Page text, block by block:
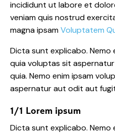
incididunt ut labore et
veniam quis nostrud
magna ipsamVoluptatem
Dicta sunt explicabo. Nemo
quia voluptas sit
quia. Nemo enim ipsam
aspernatur aut odit aut
1/1 Lorem ipsum
Dicta sunt explicabo. Nemo